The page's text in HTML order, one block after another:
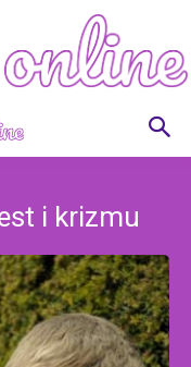
i krizmu